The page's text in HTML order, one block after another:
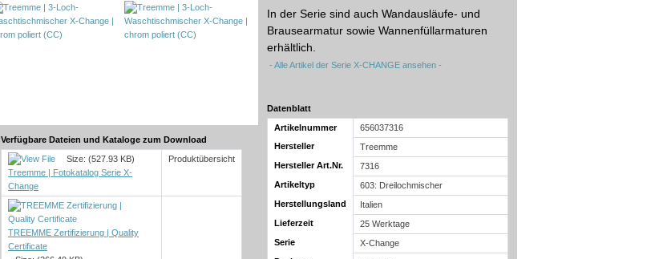
In der Serie sind auch Wandausläufe- und
Brausearmatur sowie Wannenfüllarmaturen
erhältlich.
- Alle Artikel der Serie X-CHANGE ansehen -
Datenblatt
Artikelnummer
656037316
Hersteller
Treemme
Hersteller Art.Nr.
7316
Artikeltyp
603: Dreilochmischer
Herstellungsland
Italien
Lieferzeit
25 Werktage
Serie
X-Change
Verfügbare Dateien und Kataloge zum Download
Treemme | Fotokatalog Serie X-
Change
Size: (527.93 KB) Produktübersicht
TREEMME Zertifizierung | Quality
Certificate